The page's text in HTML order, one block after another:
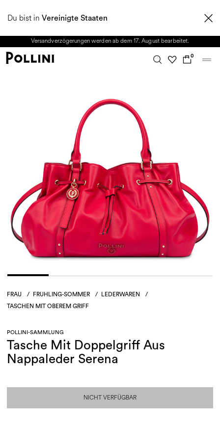
Du bist in Vereinigte Staaten
2026 KOLLEKTION. Vom 8. bis 16. August ist unser Kundenservice nicht
Versandverzögerungen werden ab dem 17. August bearbeitet.
0
FRAU / FRUHLING-SOMMER / LEDERWAREN
/
TASCHEN MIT OBEREM GRIFF
POLLINI-SAMMLUNG
Tasche Mit Doppelgriff Aus
Nappaleder Serena
NICHT VERFÜGBAR